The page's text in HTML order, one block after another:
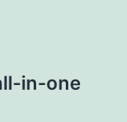
in-one